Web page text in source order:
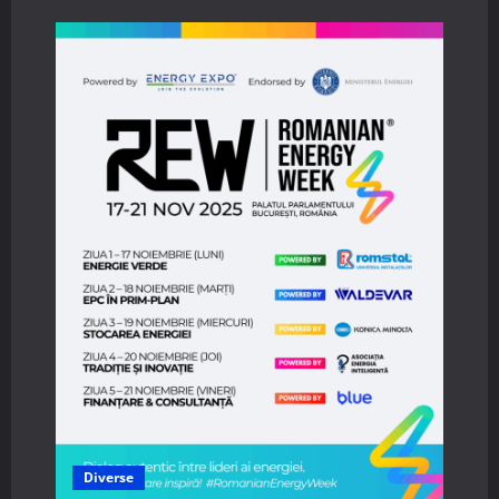
titluri
și
care
trafic
organic
Diverse